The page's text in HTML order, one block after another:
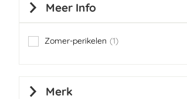
Meer Info
Zomer-perikelen 1
item
Merk